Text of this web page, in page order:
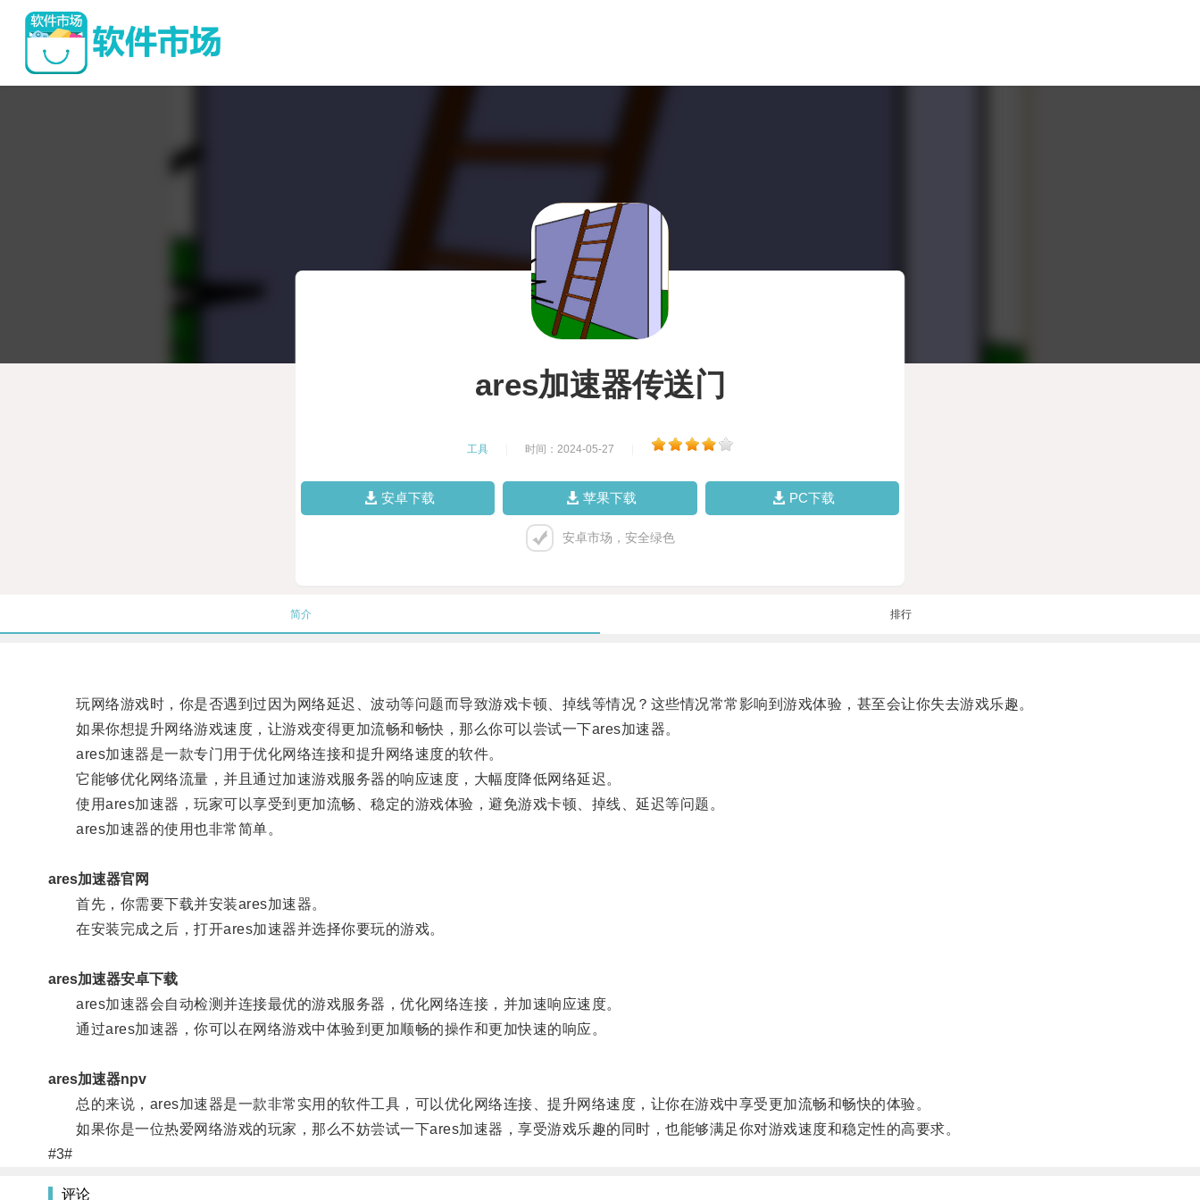
ares加速器传送门
工具 时间：2024-05-27
安卓下载 苹果下载 PC下载
安卓市场，安全绿色
简介 排行
玩网络游戏时，你是否遇到过因为网络延迟、波动等问题而导致游戏卡顿、掉线等情况？这些情况常常影响到游戏体验，甚至会让你失去游戏乐趣。
如果你想提升网络游戏速度，让游戏变得更加流畅和畅快，那么你可以尝试一下ares加速器。
ares加速器是一款专门用于优化网络连接和提升网络速度的软件。
它能够优化网络流量，并且通过加速游戏服务器的响应速度，大幅度降低网络延迟。
使用ares加速器，玩家可以享受到更加流畅、稳定的游戏体验，避免游戏卡顿、掉线、延迟等问题。
ares加速器的使用也非常简单。
ares加速器官网
首先，你需要下载并安装ares加速器。
在安装完成之后，打开ares加速器并选择你要玩的游戏。
ares加速器安卓下载
ares加速器会自动检测并连接最优的游戏服务器，优化网络连接，并加速响应速度。
通过ares加速器，你可以在网络游戏中体验到更加顺畅的操作和更加快速的响应。
ares加速器npv
总的来说，ares加速器是一款非常实用的软件工具，可以优化网络连接、提升网络速度，让你在游戏中享受更加流畅和畅快的体验。
如果你是一位热爱网络游戏的玩家，那么不妨尝试一下ares加速器，享受游戏乐趣的同时，也能够满足你对游戏速度和稳定性的高要求。
#3#
评论